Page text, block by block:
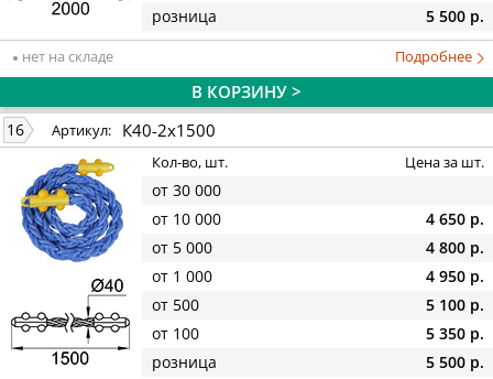
розница
5 500 р.
нет на складе Подробнее
В КОРЗИНУ >
16 Артикул: К40-2х1500
Кол-во, шт. Цена за шт.
от 30 000
от 10 000
4 650 р.
от 5 000
4 800 р.
от 1 000
4 950 р.
от 500
5 100 р.
от 100
5 350 р.
розница
5 500 р.